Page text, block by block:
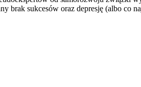
brak sukcesów oraz depresję (albo co